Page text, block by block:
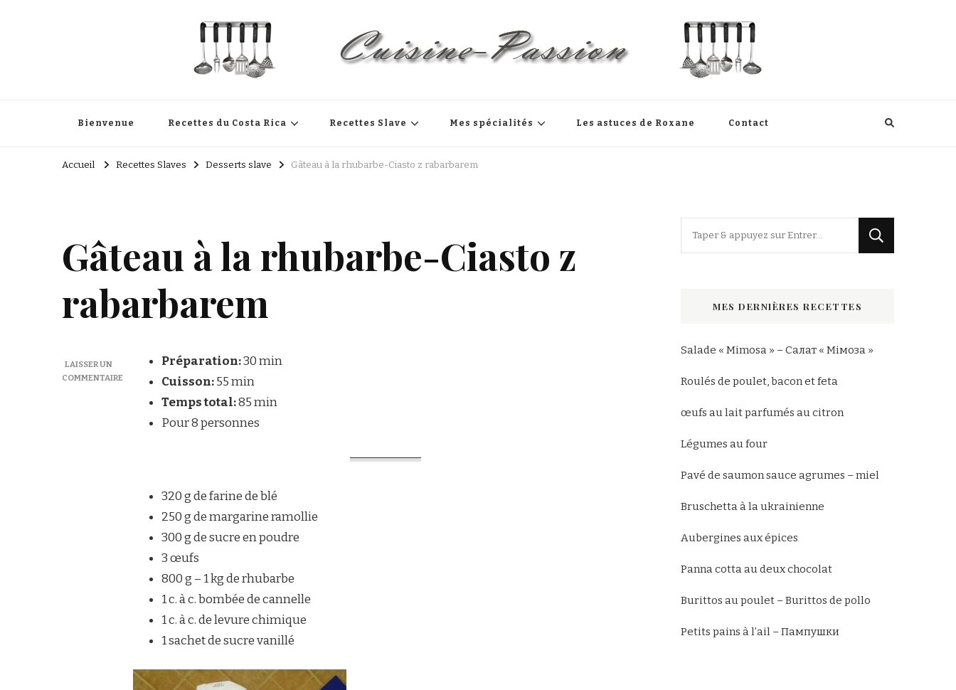
Bienvenue Recettes du Costa Rica Recettes Slave Mes spécialités Les astuces de Roxane Contact
Accueil Recettes Slaves Desserts slave Gâteau à la rhubarbe-Ciasto z rabarbarem
Gâteau à la rhubarbe-Ciasto z
rabarbarem
LAISSER UN
COMMENTAIRE
Préparation:30 min
Cuisson:55 min
Temps total:85 min
Pour 8 personnes
320 g de farine de blé
250 g de margarine ramollie
300 g de sucre en poudre
3 œufs
800 g – 1 kg de rhubarbe
1 c. à c. bombée de cannelle
1 c. à c. de levure chimique
1 sachet de sucre vanillé
MES DERNIÈRES RECETTES
Salade « Mimosa » – Салат « Мімоза »
Roulés de poulet, bacon et feta
œufs au lait parfumés au citron
Légumes au four
Pavé de saumon sauce agrumes – miel
Bruschetta à la ukrainienne
Aubergines aux épices
Panna cotta au deux chocolat
Burittos au poulet – Burittos de pollo
Petits pains à l’ail – Пампушки